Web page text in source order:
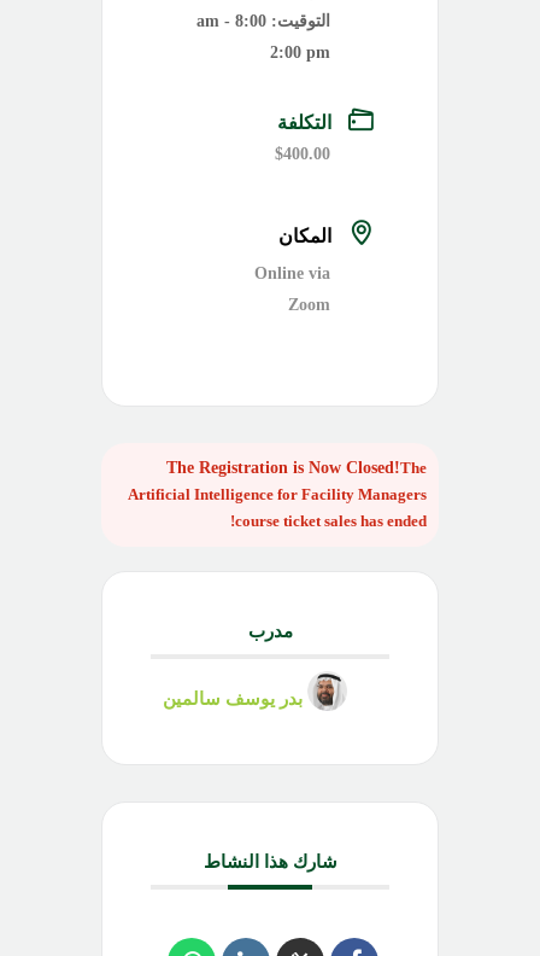
التوقيت:
8:00 am -
2:00 pm
التكلفة
$400.00
المكان
Online via
Zoom
The
Artificial Intelligence for Facility Managers
course ticket sales has ended!
مدرب
بدر يوسف سالمين
شارك هذا النشاط